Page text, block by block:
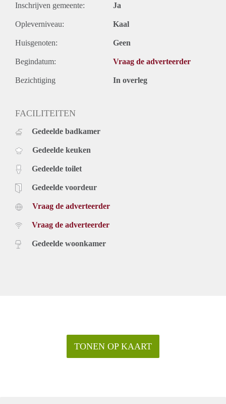
Inschrijven gemeente: Ja
Opleverniveau: Kaal
Huisgenoten: Geen
Begindatum: Vraag de adverteerder
Bezichtiging In overleg
FACILITEITEN
Gedeelde badkamer
Gedeelde keuken
Gedeelde toilet
Gedeelde voordeur
Vraag de adverteerder
Vraag de adverteerder
Gedeelde woonkamer
TONEN OP KAART